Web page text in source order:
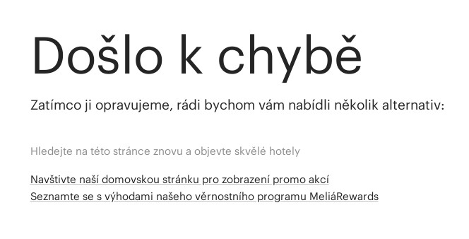
Došlo k chybě
Zatímco ji opravujeme, rádi bychom vám nabídli několik alternativ:
Hledejte na této stránce znovu a objevte skvělé hotely
Navštivte naší domovskou stránku pro zobrazení promo akcí
Seznamte se s výhodami našeho věrnostního programu MeliáRewards